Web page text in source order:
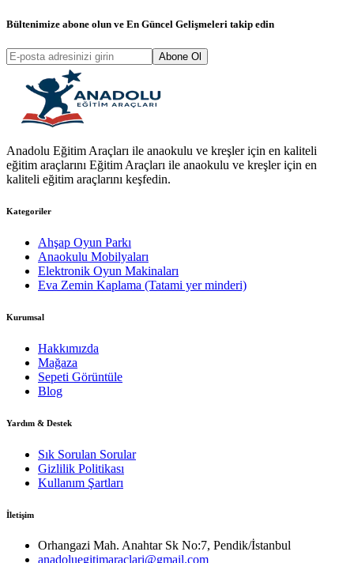
Bültenimize abone olun ve En Güncel Gelişmeleri takip edin
Abone Ol
Anadolu Eğitim Araçları ile anaokulu ve kreşler için en kaliteli
eğitim araçlarını Eğitim Araçları ile anaokulu ve kreşler için en
kaliteli eğitim araçlarını keşfedin.
Kategoriler
Ahşap Oyun Parkı
Anaokulu Mobilyaları
Elektronik Oyun Makinaları
Eva Zemin Kaplama (Tatami yer minderi)
Kurumsal
Hakkımızda
Mağaza
Sepeti Görüntüle
Blog
Yardım & Destek
Sık Sorulan Sorular
Gizlilik Politikası
Kullanım Şartları
İletişim
Orhangazi Mah. Anahtar Sk No:7, Pendik/İstanbul
anadoluegitimaraclari@gmail.com